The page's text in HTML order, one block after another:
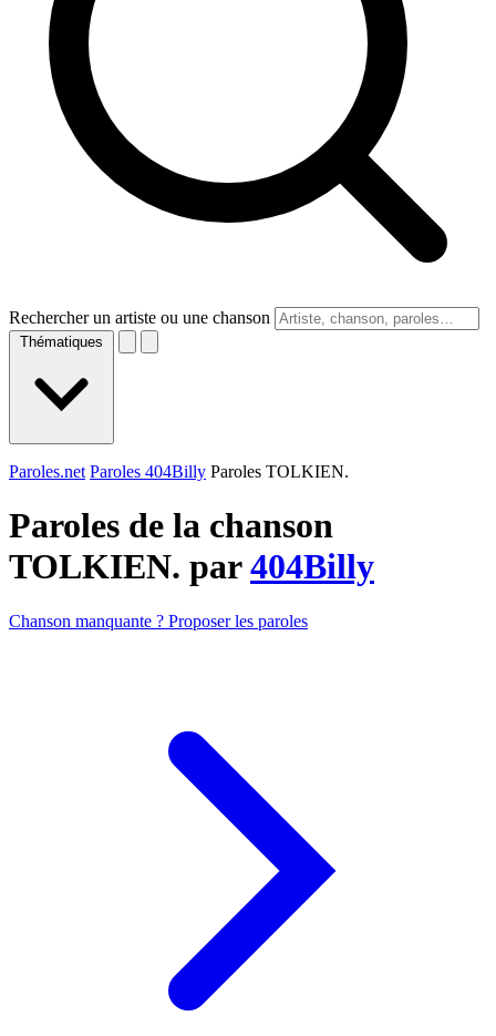
Rechercher un artiste ou une chanson
Thématiques
Paroles.net Paroles 404Billy Paroles TOLKIEN.
Paroles de la chanson
TOLKIEN. par404Billy
Chanson manquante ? Proposer les paroles